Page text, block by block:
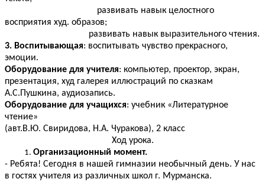
развивать навык целостного
восприятия худ. образов;
развивать навык выразительного чтения.
3. Воспитывающая: воспитывать чувство прекрасного,
эмоции.
Оборудование для учителя: компьютер, проектор, экран,
презентация, худ галерея иллюстраций по сказкам
А.С.Пушкина, аудиозапись.
Оборудование для учащихся: учебник «Литературное
чтение»
(авт.В.Ю. Свиридова, Н.А. Чуракова), 2 класс
Ход урока.
Организационный момент.
- Ребята! Сегодня в нашей гимназии необычный день. У нас
в гостях учителя из различных школ г. Мурманска.